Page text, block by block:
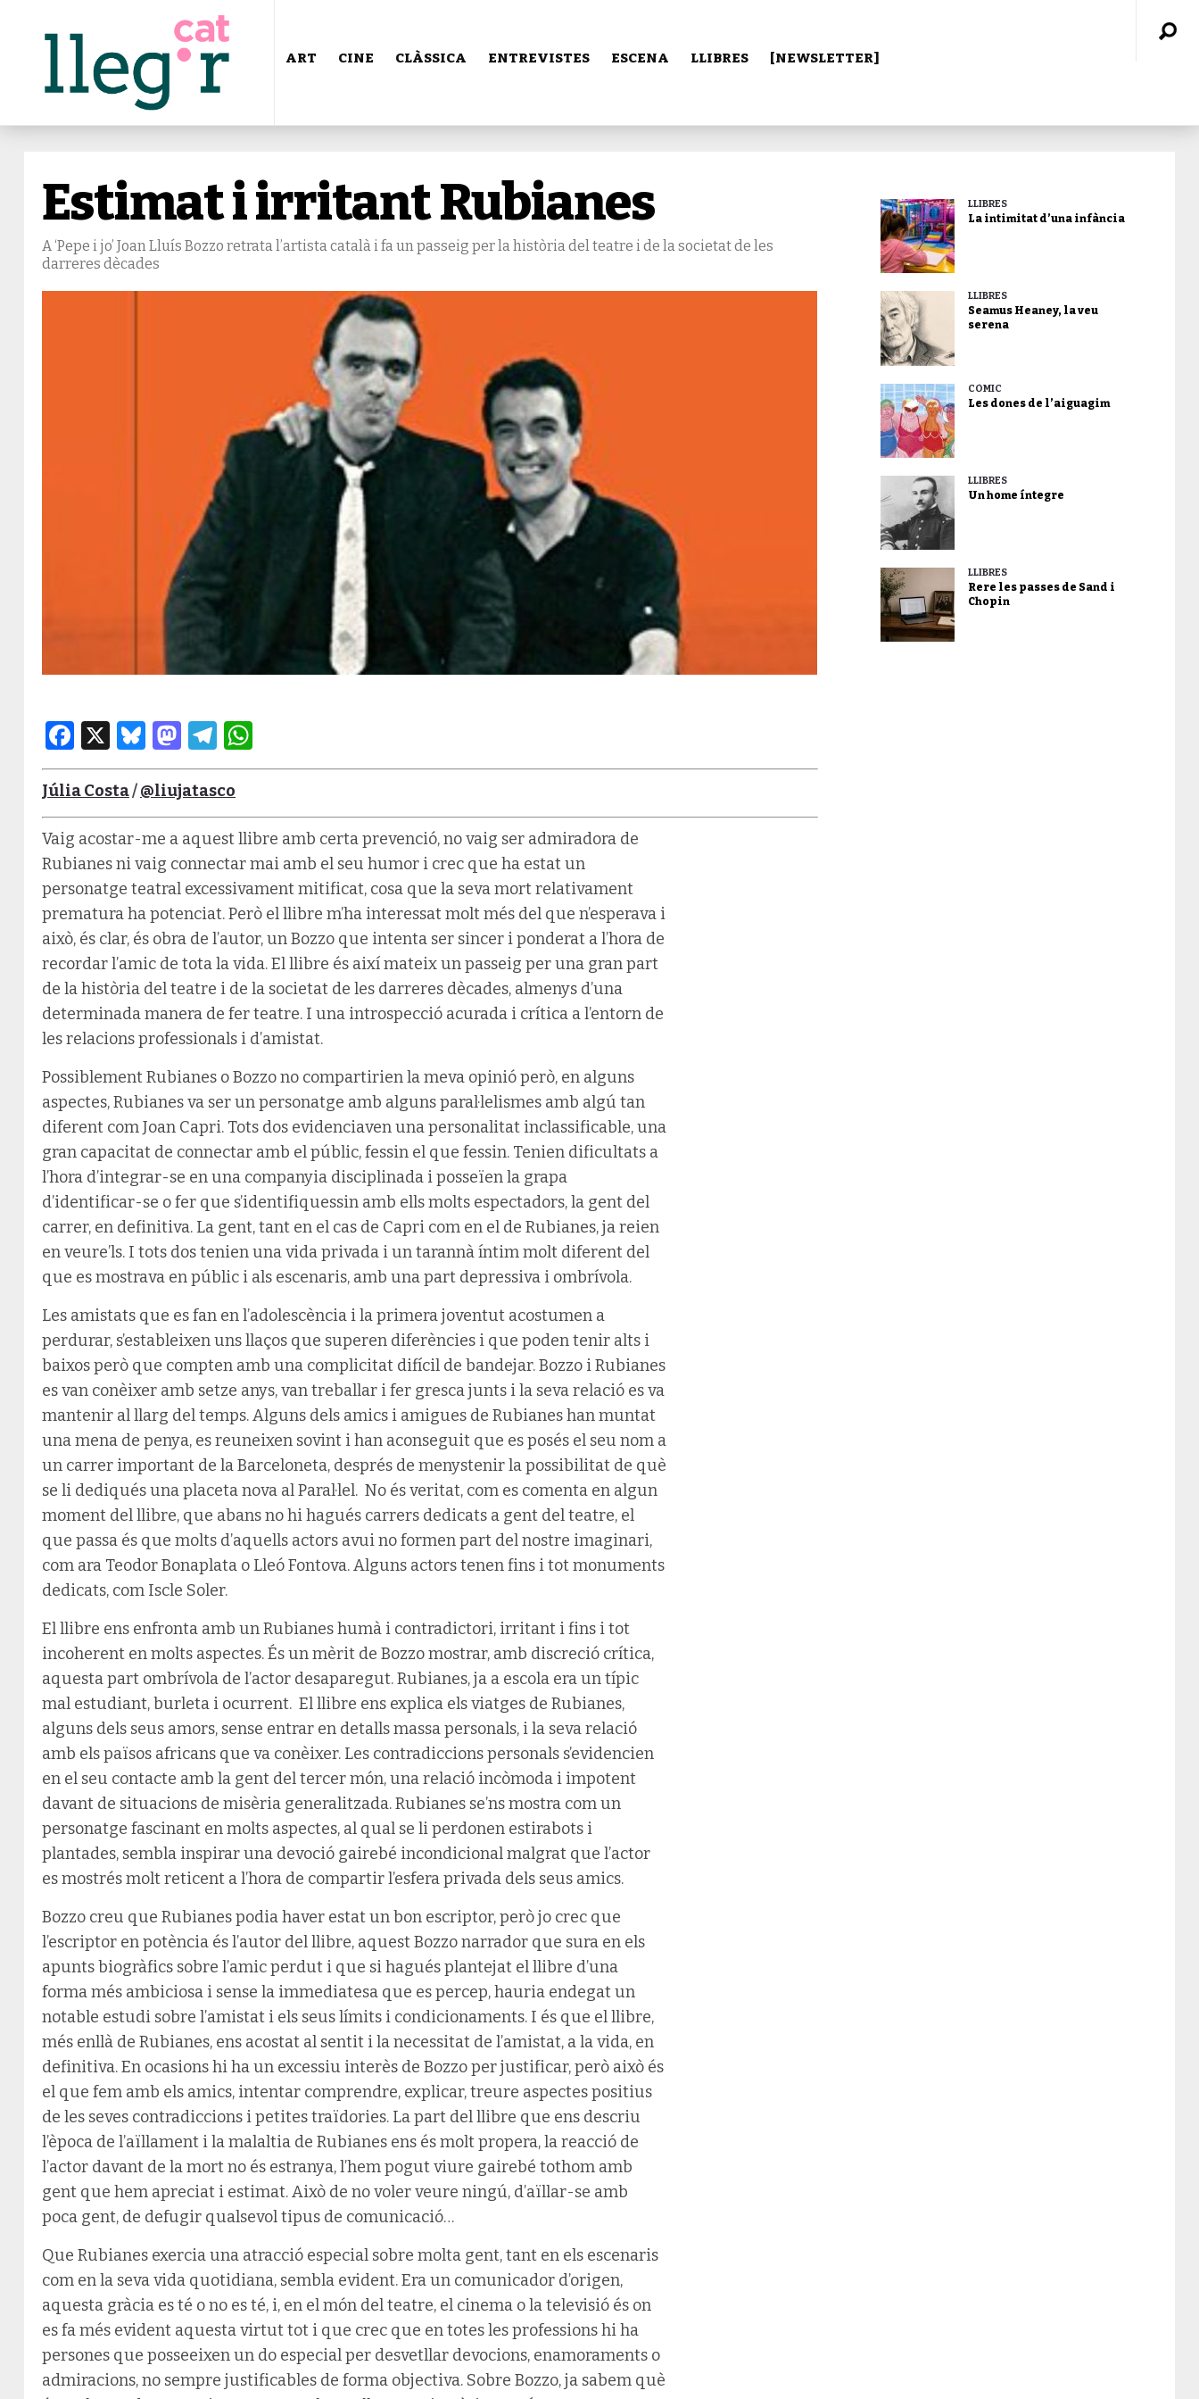
ART CINE CLÀSSICA ENTREVISTES ESCENA LLIBRES [NEWSLETTER]
Estimat i irritant Rubianes
A ‘Pepe i jo’ Joan Lluís Bozzo retrata l’artista català i fa un passeig per la història del teatre i de la societat de les
darreres dècades
Facebook
X Bluesky
Mastodon
Telegram
Júlia Costa/@liujatasco
Vaig acostar-me a aquest llibre amb certa prevenció, no vaig ser admiradora de
Rubianes ni vaig connectar mai amb el seu humor i crec que ha estat un
personatge teatral excessivament mitificat, cosa que la seva mort relativament
prematura ha potenciat. Però el llibre m’ha interessat molt més del que n’esperava i
això, és clar, és obra de l’autor, un Bozzo que intenta ser sincer i ponderat a l’hora de
recordar l’amic de tota la vida. El llibre és així mateix un passeig per una gran part
de la història del teatre i de la societat de les darreres dècades, almenys d’una
determinada manera de fer teatre. I una introspecció acurada i crítica a l’entorn de
les relacions professionals i d’amistat.
Possiblement Rubianes o Bozzo no compartirien la meva opinió però, en alguns
aspectes, Rubianes va ser un personatge amb alguns paral·lelismes amb algú tan
diferent com Joan Capri. Tots dos evidenciaven una personalitat inclassificable, una
gran capacitat de connectar amb el públic, fessin el que fessin. Tenien dificultats a
l’hora d’integrar-se en una companyia disciplinada i posseïen la grapa
d’identificar-se o fer que s’identifiquessin amb ells molts espectadors, la gent del
carrer, en definitiva. La gent, tant en el cas de Capri com en el de Rubianes, ja reien
en veure’ls. I tots dos tenien una vida privada i un tarannà íntim molt diferent del
que es mostrava en públic i als escenaris, amb una part depressiva i ombrívola.
Les amistats que es fan en l’adolescència i la primera joventut acostumen a
perdurar, s’estableixen uns llaços que superen diferències i que poden tenir alts i
baixos però que compten amb una complicitat difícil de bandejar. Bozzo i Rubianes
es van conèixer amb setze anys, van treballar i fer gresca junts i la seva relació es va
mantenir al llarg del temps. Alguns dels amics i amigues de Rubianes han muntat
una mena de penya, es reuneixen sovint i han aconseguit que es posés el seu nom a
un carrer important de la Barceloneta, després de menystenir la possibilitat de què
se li dediqués una placeta nova al Paral·lel. No és veritat, com es comenta en algun
moment del llibre, que abans no hi hagués carrers dedicats a gent del teatre, el
que passa és que molts d’aquells actors avui no formen part del nostre imaginari,
com ara Teodor Bonaplata o Lleó Fontova. Alguns actors tenen fins i tot monuments
dedicats, com Iscle Soler.
El llibre ens enfronta amb un Rubianes humà i contradictori, irritant i fins i tot
incoherent en molts aspectes. És un mèrit de Bozzo mostrar, amb discreció crítica,
aquesta part ombrívola de l’actor desaparegut. Rubianes, ja a escola era un típic
mal estudiant, burleta i ocurrent. El llibre ens explica els viatges de Rubianes,
alguns dels seus amors, sense entrar en detalls massa personals, i la seva relació
amb els països africans que va conèixer. Les contradiccions personals s’evidencien
en el seu contacte amb la gent del tercer món, una relació incòmoda i impotent
davant de situacions de misèria generalitzada. Rubianes se’ns mostra com un
personatge fascinant en molts aspectes, al qual se li perdonen estirabots i
plantades, sembla inspirar una devoció gairebé incondicional malgrat que l’actor
es mostrés molt reticent a l’hora de compartir l’esfera privada dels seus amics.
Bozzo creu que Rubianes podia haver estat un bon escriptor, però jo crec que
l’escriptor en potència és l’autor del llibre, aquest Bozzo narrador que sura en els
apunts biogràfics sobre l’amic perdut i que si hagués plantejat el llibre d’una
forma més ambiciosa i sense la immediatesa que es percep, hauria endegat un
notable estudi sobre l’amistat i els seus límits i condicionaments. I és que el llibre,
més enllà de Rubianes, ens acostat al sentit i la necessitat de l’amistat, a la vida, en
definitiva. En ocasions hi ha un excessiu interès de Bozzo per justificar, però això és
el que fem amb els amics, intentar comprendre, explicar, treure aspectes positius
de les seves contradiccions i petites traïdories. La part del llibre que ens descriu
l’època de l’aïllament i la malaltia de Rubianes ens és molt propera, la reacció de
l’actor davant de la mort no és estranya, l’hem pogut viure gairebé tothom amb
gent que hem apreciat i estimat. Això de no voler veure ningú, d’aïllar-se amb
poca gent, de defugir qualsevol tipus de comunicació…
Que Rubianes exercia una atracció especial sobre molta gent, tant en els escenaris
com en la seva vida quotidiana, sembla evident. Era un comunicador d’origen,
aquesta gràcia es té o no es té, i, en el món del teatre, el cinema o la televisió és on
es fa més evident aquesta virtut tot i que crec que en totes les professions hi ha
persones que posseeixen un do especial per desvetllar devocions, enamoraments o
admiracions, no sempre justificables de forma objectiva. Sobre Bozzo, ja sabem què
LLIBRES
La intimitat d’una infància
LLIBRES
Seamus Heaney, la veu
serena
CÒMIC
Les dones de l’aiguagim
LLIBRES
Un home íntegre
LLIBRES
Rere les passes de Sand i
Chopin